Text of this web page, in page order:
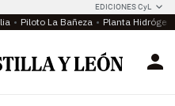
EDICIONES CyL
Piloto La Bañeza Planta